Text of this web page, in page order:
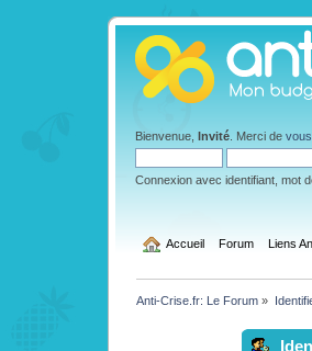
Bienvenue, Invité . Merci de
Connexion avec identifiant, mot
Accueil Forum Liens
Anti-Crise.fr: Le Forum »